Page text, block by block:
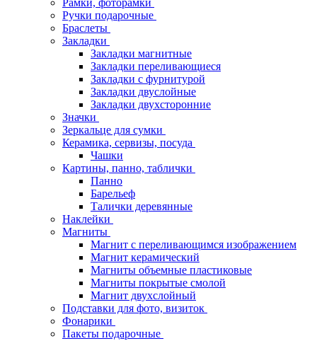
Рамки, фоторамки
Ручки подарочные
Браслеты
Закладки
Закладки магнитные
Закладки переливающиеся
Закладки с фурнитурой
Закладки двуслойные
Закладки двухсторонние
Значки
Зеркальце для сумки
Керамика, сервизы, посуда
Чашки
Картины, панно, таблички
Панно
Барельеф
Талички деревянные
Наклейки
Магниты
Магнит с переливающимся изображением
Магнит керамический
Магниты объемные пластиковые
Магниты покрытые смолой
Магнит двухслойный
Подставки для фото, визиток
Фонарики
Пакеты подарочные